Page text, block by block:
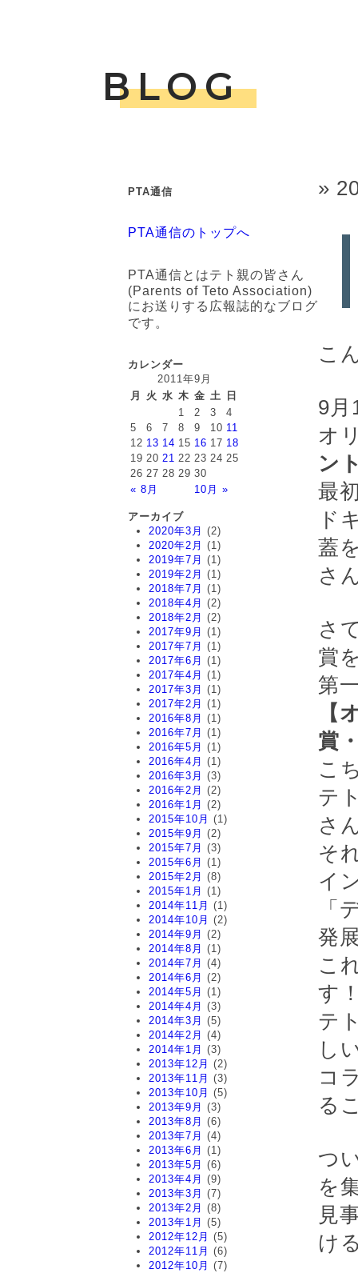
BLOG
PTA通信
PTA通信のトップへ
PTA通信とはテト親の皆さん
(Parents of Teto Association)
にお送りする広報誌的なブログ
です。
カレンダー
2011年9月
月
火 水 木 金 土 日
« 8月 10月 »
1 2 3
4
5
6 7 8 9 10 11
12 13 14 15 16 17 18
19 20 21 22 23 24 25
26 27 28 29 30
アーカイブ
2020年3月 (2)
2020年2月 (1)
2019年7月 (1)
2019年2月 (1)
2018年7月 (1)
2018年4月 (2)
2018年2月 (2)
2017年9月 (1)
2017年7月 (1)
2017年6月 (1)
2017年4月 (1)
2017年3月 (1)
2017年2月 (1)
2016年8月 (1)
2016年7月 (1)
2016年5月 (1)
2016年4月 (1)
2016年3月 (3)
2016年2月 (2)
2016年1月 (2)
2015年10月 (1)
2015年9月 (2)
2015年7月 (3)
2015年6月 (1)
2015年2月 (8)
2015年1月 (1)
2014年11月 (1)
2014年10月 (2)
2014年9月 (2)
2014年8月 (1)
2014年7月 (4)
2014年6月 (2)
2014年5月 (1)
2014年4月 (3)
2014年3月 (5)
2014年2月 (4)
2014年1月 (3)
2013年12月 (2)
2013年11月 (3)
2013年10月 (5)
2013年9月 (3)
2013年8月 (6)
2013年7月 (4)
2013年6月 (1)
2013年5月 (6)
2013年4月 (9)
2013年3月 (7)
2013年2月 (8)
2013年1月 (5)
2012年12月 (5)
2012年11月 (6)
2012年10月 (7)
»
こ
9月
オ
ン
最
ド
蓋
さ
さ
賞
第
【
賞
こ
テ
さ
そ
イ
「
発
こ
す
テ
し
コ
る
つ
を
見
け